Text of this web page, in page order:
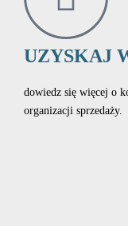
UZYSKAJ
dowiedz się więcej o
organizacji sprzedaży.